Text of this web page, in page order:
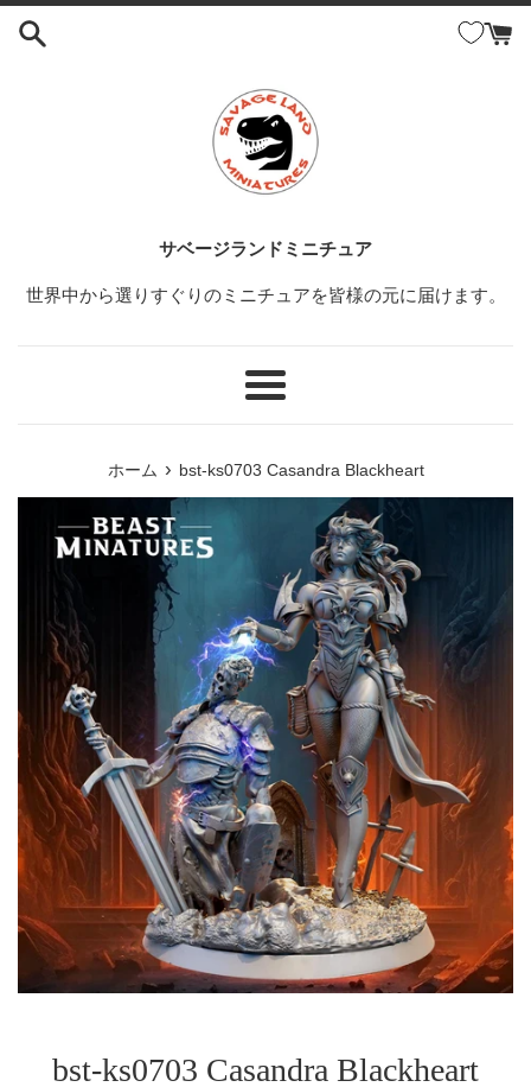
コ
サベージランドミニチュア
世界中から選りすぐりのミニチュアを皆様の元に届けます。
メ
ホーム › bst-ks0703 Casandra Blackheart
bst-ks0703 Casandra Blackheart